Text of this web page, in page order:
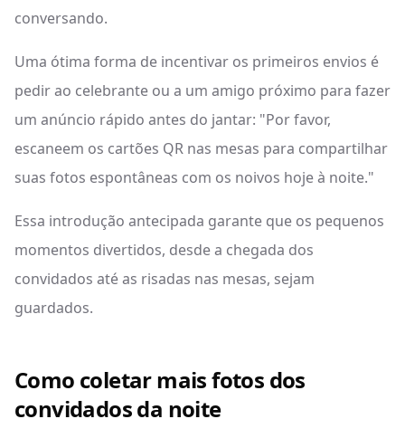
conversando.
Uma ótima forma de incentivar os primeiros envios é
pedir ao celebrante ou a um amigo próximo para fazer
um anúncio rápido antes do jantar: "Por favor,
escaneem os cartões QR nas mesas para compartilhar
suas fotos espontâneas com os noivos hoje à noite."
Essa introdução antecipada garante que os pequenos
momentos divertidos, desde a chegada dos
convidados até as risadas nas mesas, sejam
guardados.
Como coletar mais fotos dos
convidados da noite